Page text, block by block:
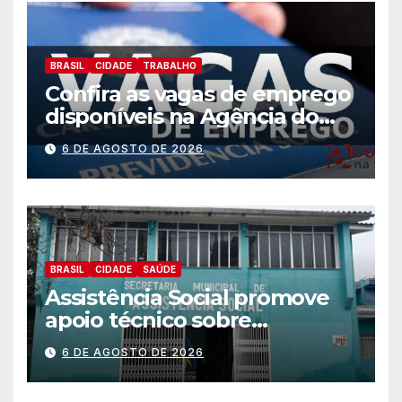
BRASIL CIDADE TRABALHO
Confira as vagas de emprego
disponíveis na Agência do
Trabalhador
6 DE AGOSTO DE 2026
BRASIL CIDADE SAÚDE
Assistência Social promove
apoio técnico sobre
preparação e resposta a
situações de emergência e
calamidade pública
6 DE AGOSTO DE 2026